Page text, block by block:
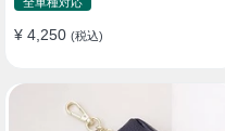
¥ 4,250 (税込)